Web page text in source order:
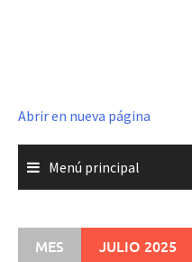
Abrir en nueva página
Menú principal
MES JULIO 2025